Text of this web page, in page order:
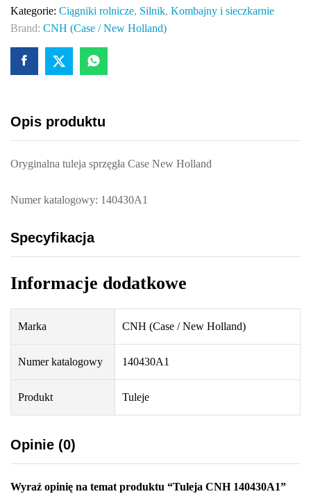
Kategorie: Ciągniki rolnicze, Silnik, Kombajny i sieczkarnie
Brand: CNH (Case / New Holland)
Opis produktu
Oryginalna tuleja sprzęgła Case New Holland
Numer katalogowy: 140430A1
Specyfikacja
Informacje dodatkowe
Marka CNH (Case / New Holland)
Numer katalogowy 140430A1
Produkt Tuleje
Opinie (0)
Wyraź opinię na temat produktu “Tuleja CNH 140430A1”